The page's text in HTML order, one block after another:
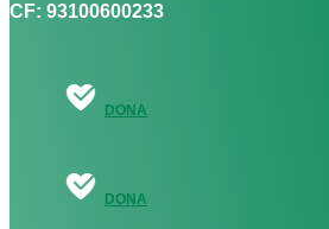
CF: 93100600233
DONA
DONA